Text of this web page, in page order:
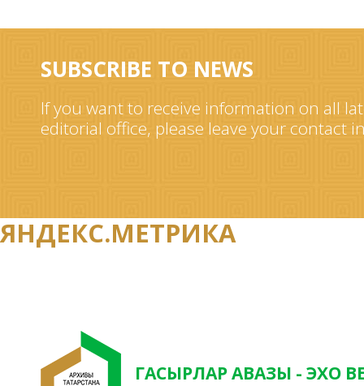
SUBSCRIBE TO NEWS
If you want to receive information on all
editorial office, please leave your contact
ЯНДЕКС.МЕТРИКА
ГАСЫРЛАР АВАЗЫ - ЭХО